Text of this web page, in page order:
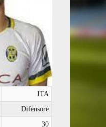
ITA
Difensore
30